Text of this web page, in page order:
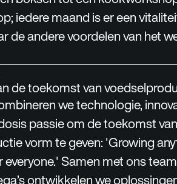
iedere maand is er een
de andere voordelen van het
de toekomst van
we technologie,
passie om de toekomst van
vorm te geven: 'Growing
everyone.' Samen met ons
ontwikkelen we